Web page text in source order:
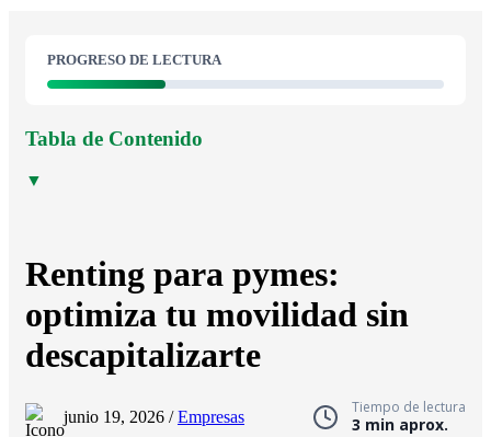
PROGRESO DE LECTURA
Tabla de Contenido
▼
Renting para pymes:
optimiza tu movilidad sin
descapitalizarte
junio 19, 2026 /Empresas Tiempo de lectura
3 min aprox.